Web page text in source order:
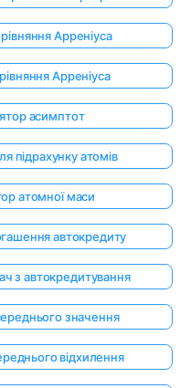
Арреніуса
Арреніуса
асимптот
підрахунку атомів
атомної маси
автокредиту
з автокредитування
значення
відхилення